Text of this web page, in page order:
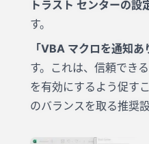
トラスト センターの設
す。
「VBA マクロを通知あ
す。これは、信頼でき
を有効にするよう促す
のバランスを取る推奨設